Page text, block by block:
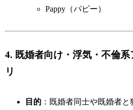
Pappy（パピー）
4. 既婚者向け・浮気・不倫系
リ
目的 ：既婚者同士や既婚者と